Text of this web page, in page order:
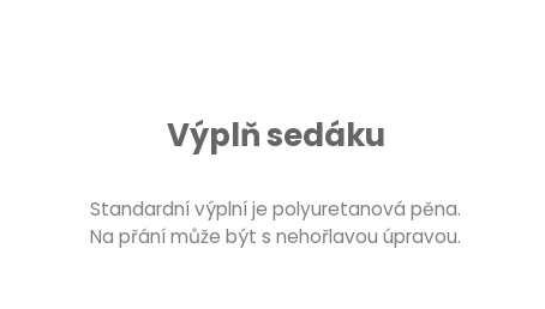
Výplň sedáku
Standardní výplní je polyuretanová pěna.
Na přání může být s nehořlavou úpravou.